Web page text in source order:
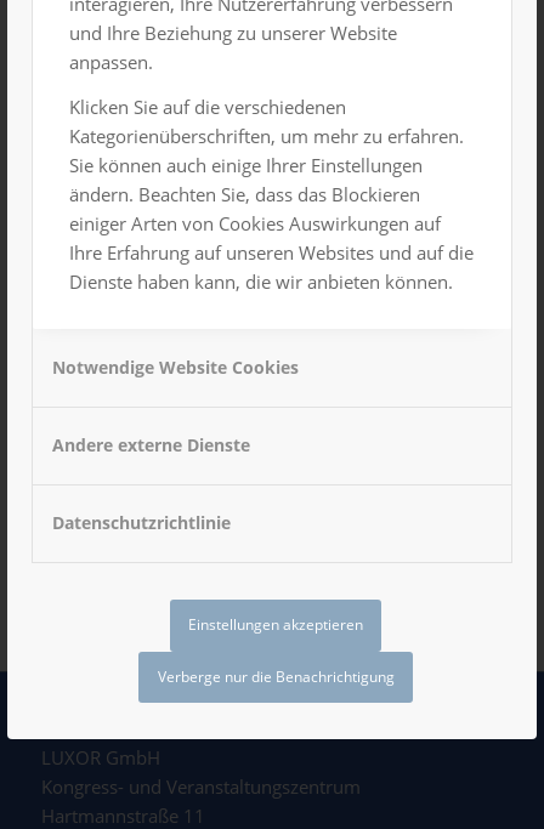
und Ihre Beziehung zu unserer Website
anpassen.
Klicken Sie auf die verschiedenen
Kategorienüberschriften, um mehr zu erfahren.
Sie können auch einige Ihrer Einstellungen
ändern. Beachten Sie, dass das Blockieren
einiger Arten von Cookies Auswirkungen auf
Ihre Erfahrung auf unseren Websites und auf die
Dienste haben kann, die wir anbieten können.
Notwendige Website Cookies
Andere externe Dienste
Datenschutzrichtlinie
Einstellungen akzeptieren
Verberge nur die Benachrichtigung
Beginn:
20. Januar 2024, 22:00
Ende:
21. Januar 2024, 5:00
Veranstaltungskategori
Highlight
EPP GmbH Chemnitz
Gesamtes Haus
LUXOR GmbH
Kongress- und Veranstaltungszentrum
Hartmannstraße 11